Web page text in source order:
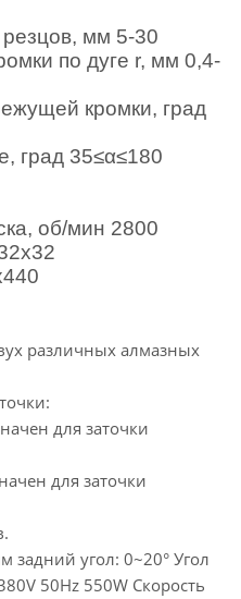
, мм 5-30
по дуге r, мм 0,4-
кромки, град
, град 35≤α≤180
, об/мин 2800
х32
440
различных алмазных
для заточки
для заточки
задний угол: 0~20° Угол
50Hz 550W Скорость